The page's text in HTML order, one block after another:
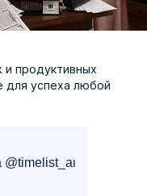
продуктивных
для успеха любой
@timelist_ai